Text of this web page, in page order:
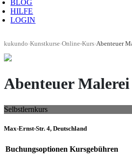
BLOG
HILFE
LOGIN
kukundo›Kunstkurse›Online-Kurs›Abenteuer
Abenteuer
Selbstlernkurs
Max-Ernst-Str. 4, Deutschland
Buchungsoptionen Kursgebühren